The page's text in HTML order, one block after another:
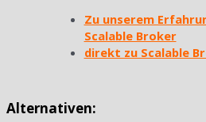
Zu unserem
Scalable Broker
direkt zu Scalable
Alternativen: